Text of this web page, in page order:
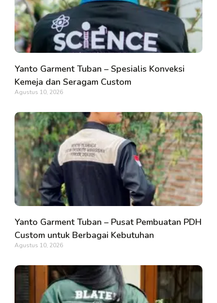
Yanto Garment Tuban – Spesialis Konveksi
Kemeja dan Seragam Custom
Agustus 10, 2026
Yanto Garment Tuban – Pusat Pembuatan PDH
Custom untuk Berbagai Kebutuhan
Agustus 10, 2026